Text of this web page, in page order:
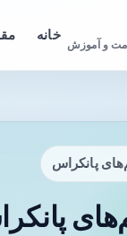
و آموزش
خانه
پانکراس